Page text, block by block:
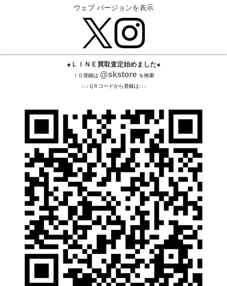
ウェブ バージョンを表示
●ＬＩＮＥ買取査定始めました●
ＩＤ登録は @skstore を検索
↓↓↓ＱＲコードから登録は↓↓↓